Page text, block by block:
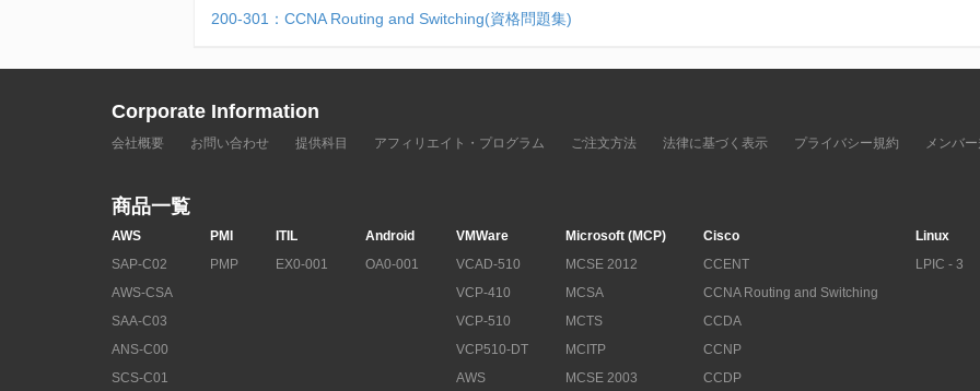
200-301：CCNA Routing and Switching(資格問題集)
Corporate Information
会社概要 お問い合わせ 提供科目 アフィリエイト・プログラム ご注文方法 法律に基づく表示 プライバシー規約 メンバ
商品一覧
AWS
SAP-C02
AWS-CSA
SAA-C03
ANS-C00
SCS-C01
PMI
PMP
ITIL
EX0-001
Android
OA0-001
VMWare
VCAD-510
VCP-410
VCP-510
VCP510-DT
AWS
Microsoft (MCP)
MCSE 2012
MCSA
MCTS
MCITP
MCSE 2003
Cisco
CCENT
CCNA Routing and Switching
CCDA
CCNP
CCDP
Linux
LPIC - 3